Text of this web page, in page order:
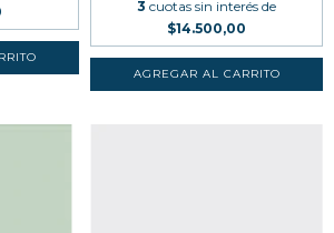
3 cuotas sin interés de
$14.500,00